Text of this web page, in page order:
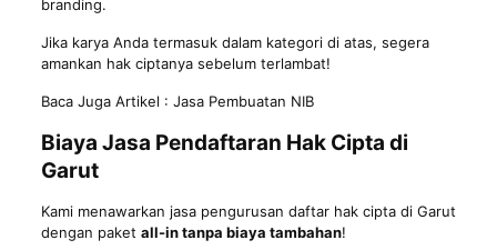
branding.
Jika karya Anda termasuk dalam kategori di atas, segera
amankan hak ciptanya sebelum terlambat!
Baca Juga Artikel : Jasa Pembuatan NIB
Biaya Jasa Pendaftaran Hak Cipta di
Garut
Kami menawarkan jasa pengurusan daftar hak cipta di Garut
dengan paket all-in tanpa biaya tambahan!